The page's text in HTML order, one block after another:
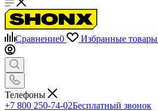
Сравнение0 Избранные товары
Телефоны
+7 800 250-74-02Бесплатный звонок